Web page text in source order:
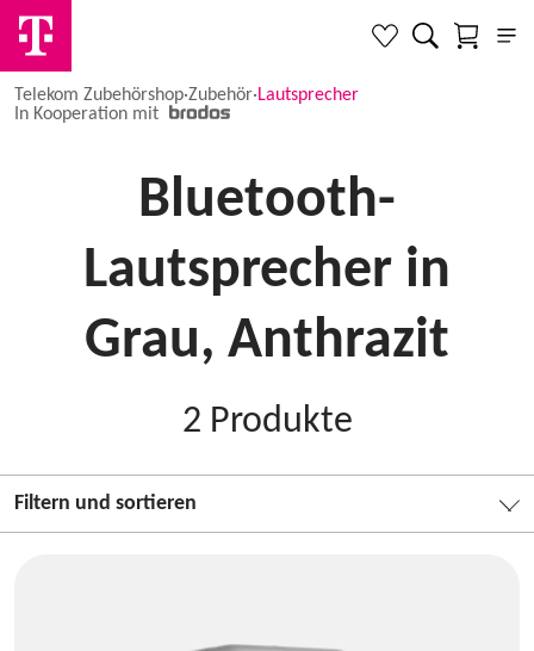
Telekom Zubehörshop·Zubehör·Lautsprecher
In Kooperation mit
Bluetooth-
Lautsprecher in
Grau, Anthrazit
2 Produkte
Filtern und sortieren